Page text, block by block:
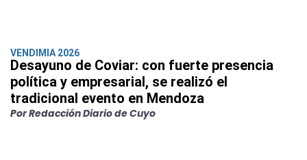
VENDIMIA 2026
Desayuno de Coviar: con fuerte presencia
política y empresarial, se realizó el
tradicional evento en Mendoza
Por Redacción Diario de Cuyo